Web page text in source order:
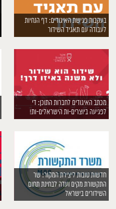
בעקבות פגישת האיגודים: דף הנחיות
לעבודה עם תאגיד השידור
מכתב האיגודים לחברות התוכן: די
לפגיעה ביוצרים-ות הישראלים-ות!
חדשות טובות ליצירת המקור: שר
התקשורת מקים ועדה לבחינת תחום
השידורים בישראל